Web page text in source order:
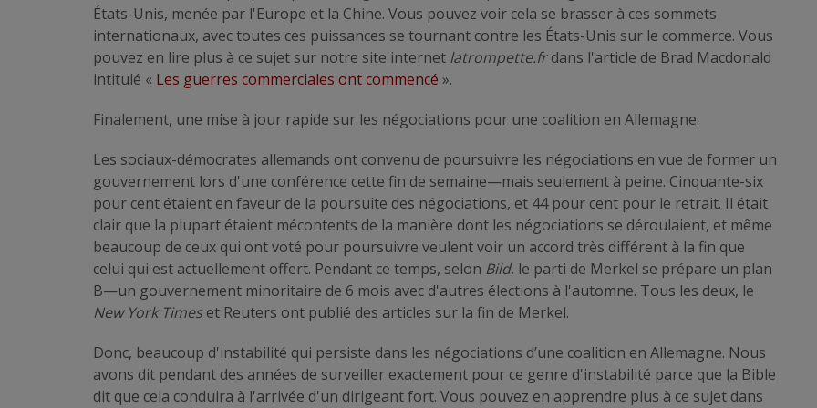
États-Unis, menée par l'Europe et la Chine. Vous pouvez voir cela se brasser à ces sommets
internationaux, avec toutes ces puissances se tournant contre les États-Unis sur le commerce. Vous
pouvez en lire plus à ce sujet sur notre site internet latrompette.frdans l'article de Brad Macdonald
intitulé « Les guerres commerciales ont commencé ».
Finalement, une mise à jour rapide sur les négociations pour une coalition en Allemagne.
Les sociaux-démocrates allemands ont convenu de poursuivre les négociations en vue de former un
gouvernement lors d'une conférence cette fin de semaine—mais seulement à peine. Cinquante-six
pour cent étaient en faveur de la poursuite des négociations, et 44 pour cent pour le retrait. Il était
clair que la plupart étaient mécontents de la manière dont les négociations se déroulaient, et même
beaucoup de ceux qui ont voté pour poursuivre veulent voir un accord très différent à la fin que
celui qui est actuellement offert. Pendant ce temps, selon Bild, le parti de Merkel se prépare un plan
B—un gouvernement minoritaire de 6 mois avec d'autres élections à l'automne. Tous les deux, le
New York Timeset Reuters ont publié des articles sur la fin de Merkel.
Donc, beaucoup d'instabilité qui persiste dans les négociations d’une coalition en Allemagne. Nous
avons dit pendant des années de surveiller exactement pour ce genre d'instabilité parce que la Bible
dit que cela conduira à l'arrivée d'un dirigeant fort. Vous pouvez en apprendre plus à ce sujet dans